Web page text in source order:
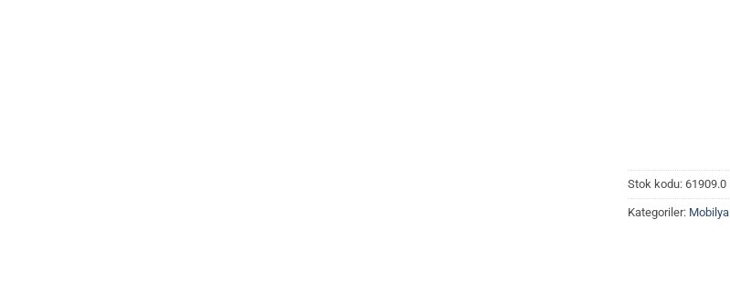
Stok kodu: 61909.0
Kategoriler: Mobilya